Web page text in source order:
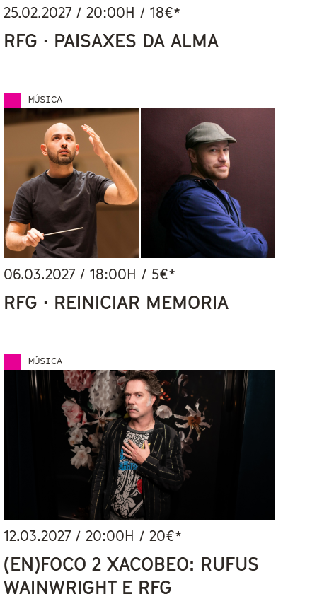
25.02.2027 /20:00H / 18€*
RFG · PAISAXES DA ALMA
MÚSICA
06.03.2027 /18:00H / 5€*
RFG · REINICIAR MEMORIA
MÚSICA
12.03.2027 /20:00H / 20€*
(EN)FOCO 2 XACOBEO: RUFUS
WAINWRIGHT E RFG